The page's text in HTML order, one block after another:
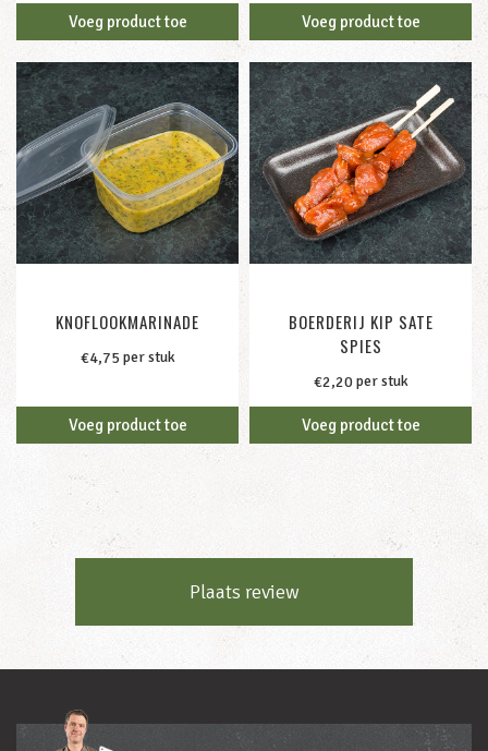
Voeg product toe Voeg product toe
KNOFLOOKMARINADE
€4,75 per stuk
Voeg product toe
BOERDERIJ KIP SATE
SPIES
€2,20per stuk
Voeg product toe
Plaats review